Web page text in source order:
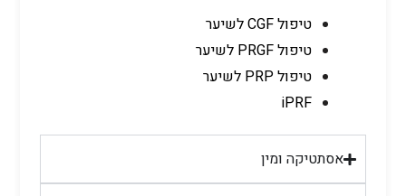
טיפול CGF לשיער
טיפול PRGF לשיער
טיפול PRP לשיער
iPRF
אסתטיקה ומין